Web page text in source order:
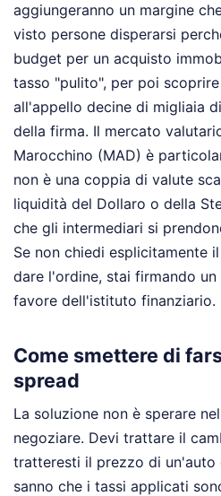
aggiungeranno un margine
visto persone disperarsi
budget per un acquisto
tasso "pulito", per poi
all'appello decine di migliaia
della firma. Il mercato
Marocchino (MAD) è
non è una coppia di valute
liquidità del Dollaro o della
che gli intermediari si
Se non chiedi esplicitamente
dare l'ordine, stai firmando un
favore dell'istituto finanziario.
Come smettere di
spread
La soluzione non è sperare
negoziare. Devi trattare il
tratteresti il prezzo di un'auto
sanno che i tassi applicati